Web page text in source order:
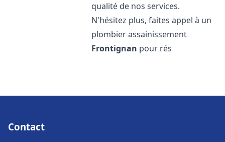
qualité de nos services.
N'hésitez plus, faites appel à un
plombier assainissement
Frontignan pour rés
Contact